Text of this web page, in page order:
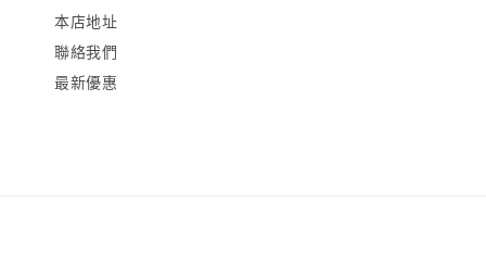
本店地址
聯絡我們
最新優惠